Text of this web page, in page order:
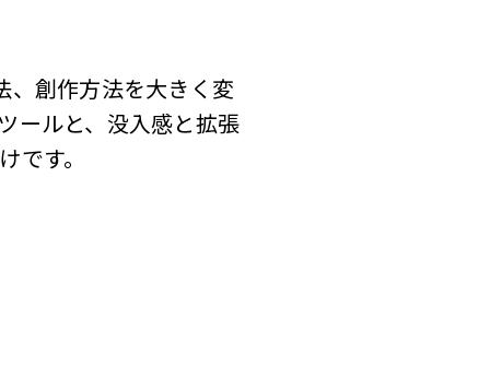
、創作方法を大きく変
ールと、没入感と拡張
です。